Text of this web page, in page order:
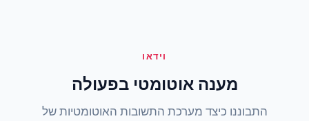
וידאו
מענה אוטומטי בפעולה
התבוננו כיצד מערכת התשובות האוטומטיות של